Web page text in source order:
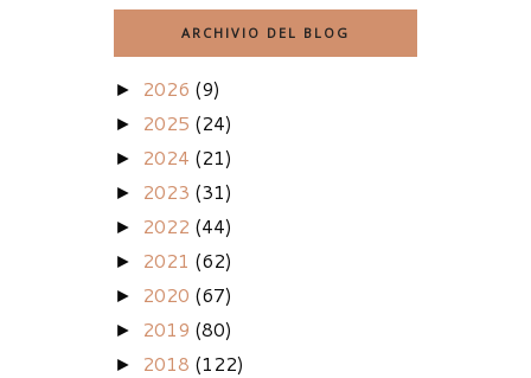
ARCHIVIO DEL BLOG
► 2026 (9)
► 2025 (24)
► 2024 (21)
► 2023 (31)
► 2022 (44)
► 2021 (62)
► 2020 (67)
► 2019 (80)
► 2018 (122)